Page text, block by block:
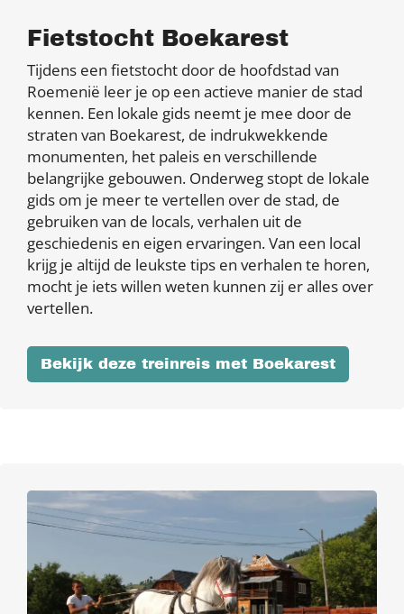
Fietstocht Boekarest
Tijdens een fietstocht door de hoofdstad van
Roemenië leer je op een actieve manier de stad
kennen. Een lokale gids neemt je mee door de
straten van Boekarest, de indrukwekkende
monumenten, het paleis en verschillende
belangrijke gebouwen. Onderweg stopt de lokale
gids om je meer te vertellen over de stad, de
gebruiken van de locals, verhalen uit de
geschiedenis en eigen ervaringen. Van een local
krijg je altijd de leukste tips en verhalen te horen,
mocht je iets willen weten kunnen zij er alles over
vertellen.
Bekijk deze treinreis met Boekarest